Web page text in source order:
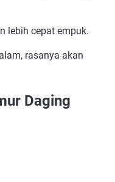
lebih cepat empuk.
rasanya akan
Daging